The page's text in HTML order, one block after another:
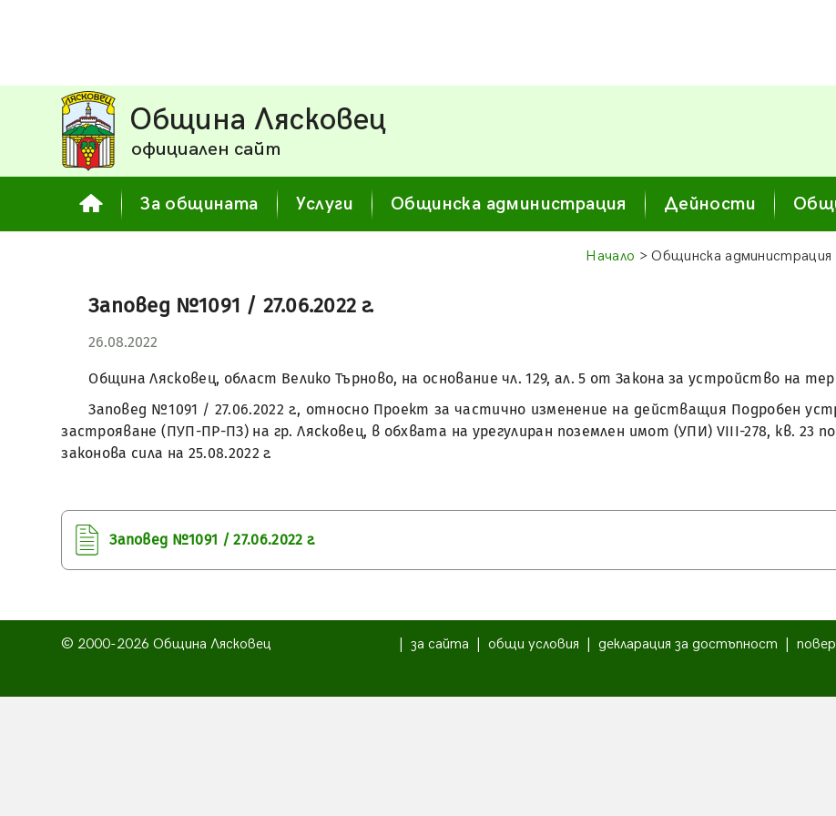
Община Лясковец
официален сайт
За общината Услуги Общинска администрация Дейности
Начало > Общинска
Заповед №1091 / 27.06.2022 г.
26.08.2022
Община Лясковец, област Велико Търново, на основание чл. 129, ал. 5 от Закона за устройство на
Заповед №1091 / 27.06.2022 г., относно Проект за частично изменение на действащия Подробен
застрояване (ПУП-ПР-ПЗ) на гр. Лясковец, в обхвата на урегулиран поземлен имот (УПИ) VIII-278, кв. 23
законова сила на 25.08.2022 г.
Заповед №1091 / 27.06.2022 г.
© 2000-2026 Община Лясковец за сайта общи условия декларация за достъпност